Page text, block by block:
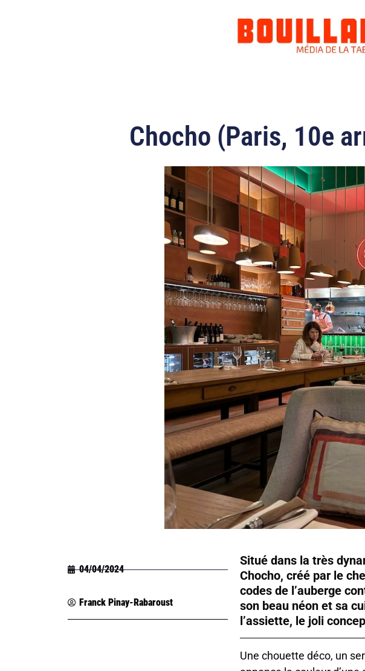
Chocho (Paris, 10e
04/04/2024
Franck Pinay-Rabaroust
Situé dans la très
Chocho, créé par le
codes de l’auberge
son beau néon et sa
l’assiette, le joli
Une chouette déco, un